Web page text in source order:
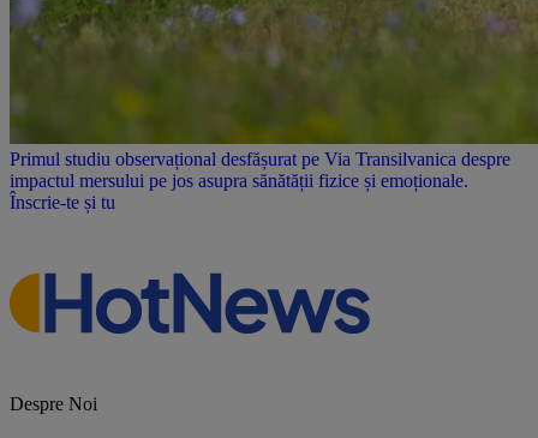
Primul studiu observațional desfășurat pe Via Transilvanica despre
impactul mersului pe jos asupra sănătății fizice și emoționale.
Înscrie-te și tu
Despre Noi